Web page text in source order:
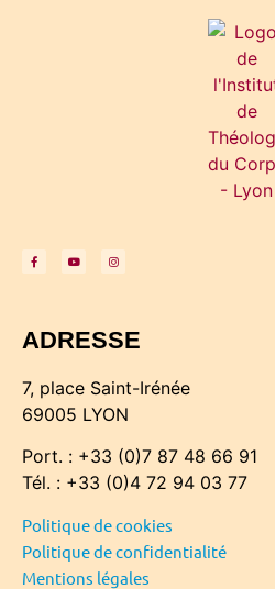
ADRESSE
7, place Saint-Irénée
69005 LYON
Port. : +33 (0)7 87 48 66 91
Tél. : +33 (0)4 72 94 03 77
Politique de cookies
Politique de confidentialité
Mentions légales